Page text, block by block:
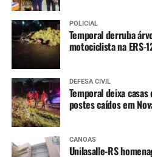
POLICIAL
Temporal derruba
motociclista na ERS-
DEFESA CIVIL
Temporal deixa
postes caídos em
CANOAS
Unilasalle-RS